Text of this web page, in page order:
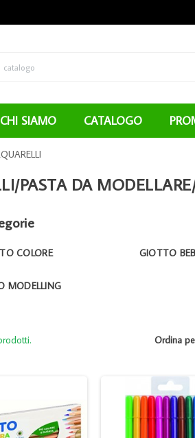
CHI SIAMO CATALOGO
PASTA DA
COLORE GIOTTO
MODELLING
Ordina